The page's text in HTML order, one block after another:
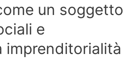
un soggetto
e
imprenditorialità